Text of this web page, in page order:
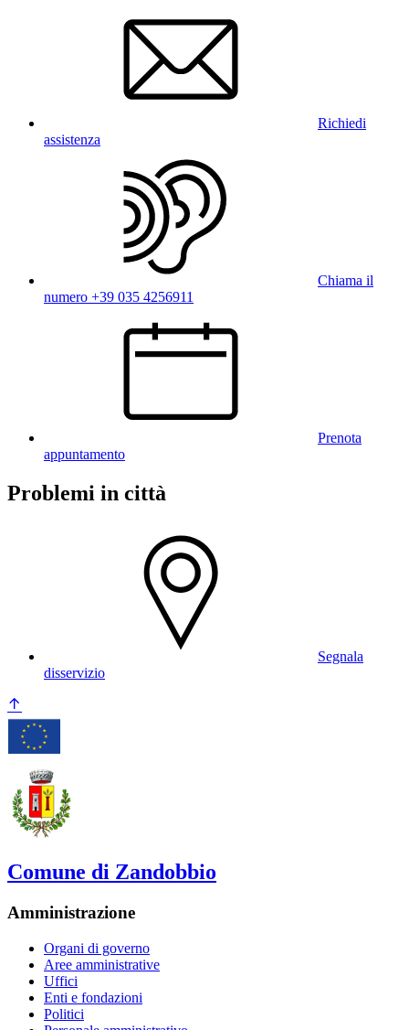
Richiedi
assistenza
Chiama il
numero +39 035 4256911
Prenota
appuntamento
Problemi in città
Segnala
disservizio
Comune di Zandobbio
Amministrazione
Organi di governo
Aree amministrative
Uffici
Enti e fondazioni
Politici